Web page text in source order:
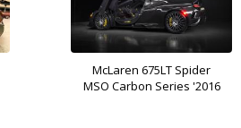
McLaren 675LT Spider
MSO Carbon Series '2016